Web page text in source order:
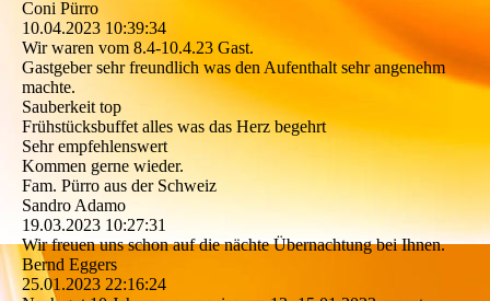
Coni Pürro
10.04.2023 10:39:34
Wir waren vom 8.4-10.4.23 Gast.
Gastgeber sehr freundlich was den Aufenthalt sehr angenehm
machte.
Sauberkeit top
Frühstücksbuffet alles was das Herz begehrt
Sehr empfehlenswert
Kommen gerne wieder.
Fam. Pürro aus der Schweiz
Sandro Adamo
19.03.2023 10:27:31
Wir freuen uns schon auf die nächte Übernachtung bei Ihnen.
Bernd Eggers
25.01.2023 22:16:24